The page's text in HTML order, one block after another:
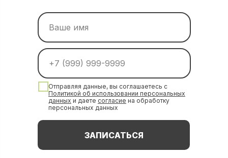
Отправляя данные, вы соглашаетесь с
Политикой об использовании персональных
данных и даете согласие на обработку
персональных данных
ЗАПИСАТЬСЯ